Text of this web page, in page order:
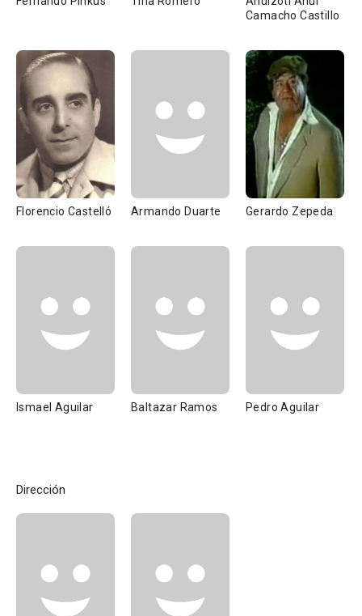
Camacho Castillo
Florencio Castelló Armando Duarte Gerardo Zepeda
Ismael Aguilar Baltazar Ramos Pedro Aguilar
Dirección